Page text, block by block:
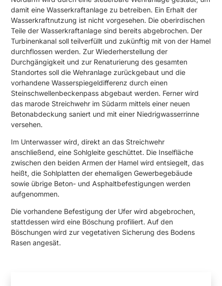
damit eine Wasserkraftanlage zu betreiben. Ein Erhalt der
Wasserkraftnutzung ist nicht vorgesehen. Die oberirdischen
Teile der Wasserkraftanlage sind bereits abgebrochen. Der
Turbinenkanal soll teilverfüllt und zukünftig mit von der Hamel
durchflossen werden. Zur Wiederherstellung der
Durchgängigkeit und zur Renaturierung des gesamten
Standortes soll die Wehranlage zurückgebaut und die
vorhandene Wasserspiegeldifferenz durch einen
Steinschwellenbeckenpass abgebaut werden. Ferner wird
das marode Streichwehr im Südarm mittels einer neuen
Betonabdeckung saniert und mit einer Niedrigwasserrinne
versehen.
Im Unterwasser wird, direkt an das Streichwehr
anschließend, eine Sohlgleite geschüttet. Die Inselfläche
zwischen den beiden Armen der Hamel wird entsiegelt, das
heißt, die Sohlplatten der ehemaligen Gewerbegebäude
sowie übrige Beton- und Asphaltbefestigungen werden
aufgenommen.
Die vorhandene Befestigung der Ufer wird abgebrochen,
stattdessen wird eine Böschung profiliert. Auf den
Böschungen wird zur vegetativen Sicherung des Bodens
Rasen angesät.